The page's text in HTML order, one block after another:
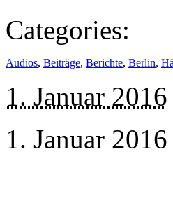
Categories:
Audios, Beiträge, Berichte, Berlin,
1. Januar 2016
1. Januar 2016